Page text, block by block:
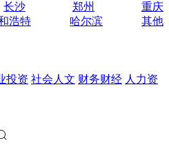
长沙 郑州
重庆
浩特 哈尔滨
其他
投资 社会人文 财务财经 人力资